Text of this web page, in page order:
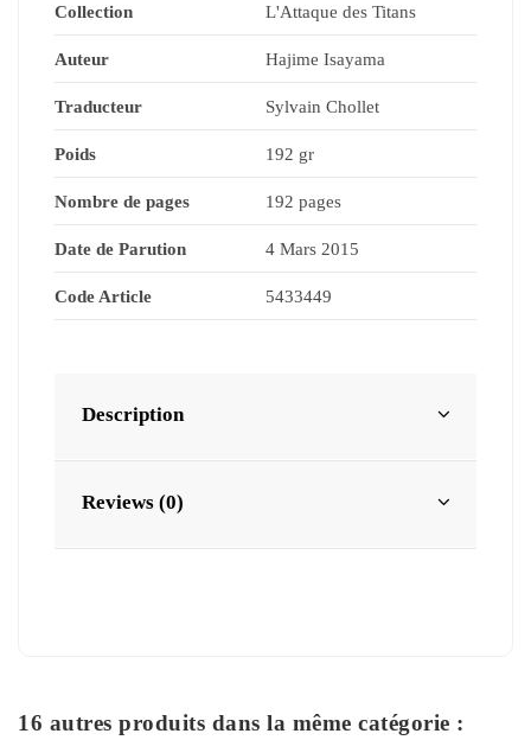
Collection L'Attaque des Titans
Auteur Hajime Isayama
Traducteur Sylvain Chollet
Poids 192 gr
Nombre de pages 192 pages
Date de Parution 4 Mars 2015
Code Article 5433449
Description
Reviews (0)
16 autres produits dans la même catégorie :